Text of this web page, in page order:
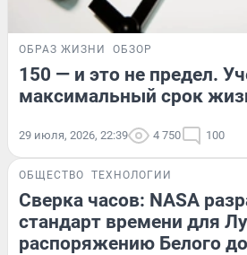
ОБРАЗ ЖИЗНИ ОБЗОР
150 — и это не предел.
максимальный срок
29 июля, 2026, 22:39 4 750 100
ОБЩЕСТВО ТЕХНОЛОГИИ
Сверка часов: NASA
стандарт времени для
распоряжению Белого